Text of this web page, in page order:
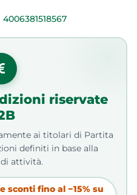
4006381518567
riservate
ai titolari di Partita
definiti in base alla
attività.
sconti fino al −15% su